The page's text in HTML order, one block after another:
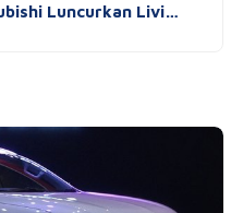
Luncurkan Livi…